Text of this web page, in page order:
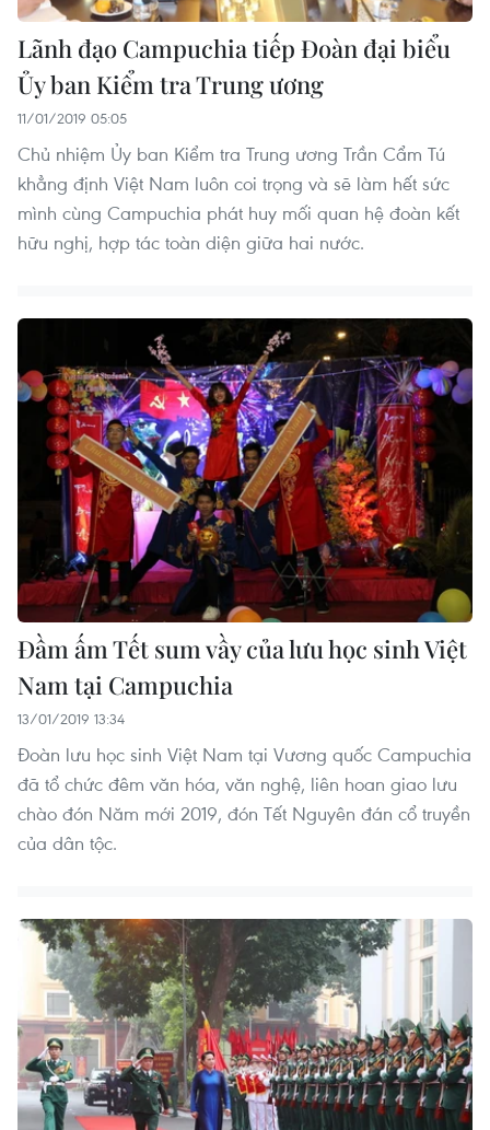
Lãnh đạo Campuchia tiếp Đoàn đại biểu
Ủy ban Kiểm tra Trung ương
11/01/2019 05:05
Chủ nhiệm Ủy ban Kiểm tra Trung ương Trần Cẩm Tú
khẳng định Việt Nam luôn coi trọng và sẽ làm hết sức
mình cùng Campuchia phát huy mối quan hệ đoàn kết
hữu nghị, hợp tác toàn diện giữa hai nước.
Đầm ấm Tết sum vầy của lưu học sinh Việt
Nam tại Campuchia
13/01/2019 13:34
Đoàn lưu học sinh Việt Nam tại Vương quốc Campuchia
đã tổ chức đêm văn hóa, văn nghệ, liên hoan giao lưu
chào đón Năm mới 2019, đón Tết Nguyên đán cổ truyền
của dân tộc.